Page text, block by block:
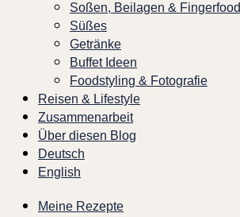
Soßen, Beilagen & Fingerfood
Süßes
Getränke
Buffet Ideen
Foodstyling & Fotografie
Reisen & Lifestyle
Zusammenarbeit
Über diesen Blog
Deutsch
English
Meine Rezepte